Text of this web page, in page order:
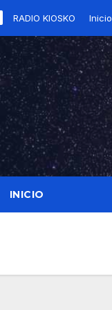
RADIO KIOSKO
INICIO